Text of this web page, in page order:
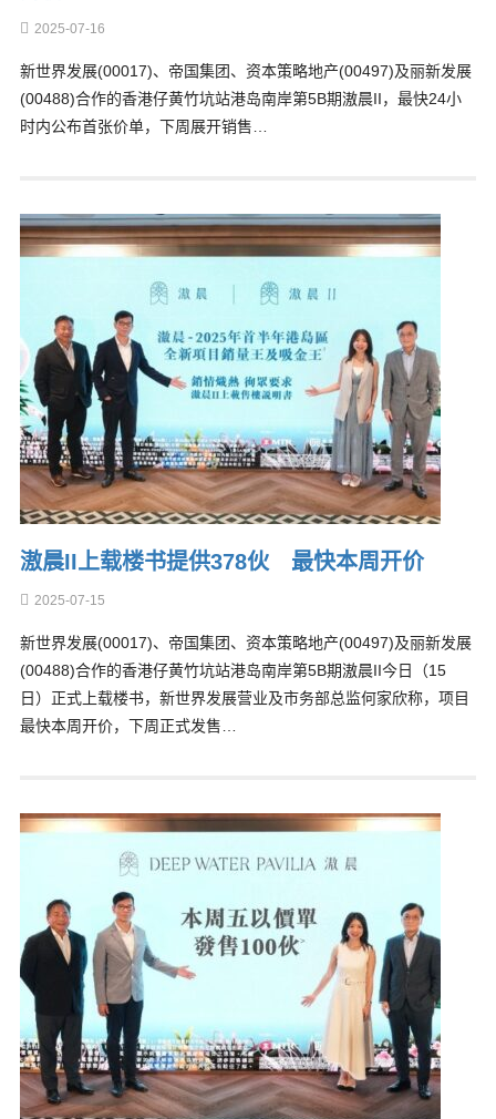
2025-07-16
新世界发展(00017)、帝国集团、资本策略地产(00497)及丽新发展
(00488)合作的香港仔黄竹坑站港岛南岸第5B期滶晨II，最快24小
时内公布首张价单，下周展开销售…
滶晨II上载楼书提供378伙 最快本周开价
2025-07-15
新世界发展(00017)、帝国集团、资本策略地产(00497)及丽新发展
(00488)合作的香港仔黄竹坑站港岛南岸第5B期滶晨II今日（15
日）正式上载楼书，新世界发展营业及市务部总监何家欣称，项目
最快本周开价，下周正式发售…